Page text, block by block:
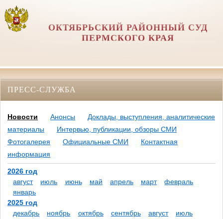
ОКТЯБРЬСКИЙ РАЙОННЫЙ СУД
ПЕРМСКОГО КРАЯ
ПРЕСС-СЛУЖБА
Новости Анонсы
Доклады, выступления, аналитические
материалы
Интервью, публикации, обзоры СМИ
Фотогалерея
Официальные СМИ
Контактная
информация
2026 год
август
июль июнь май апрель март
февраль
январь
2025 год
декабрь
ноябрь октябрь сентябрь август
июль